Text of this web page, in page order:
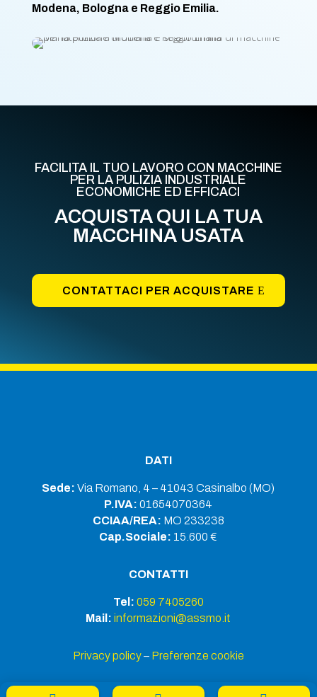
Modena, Bologna e Reggio Emilia.
FACILITA IL TUO LAVORO CON MACCHINE
PER LA PULIZIA INDUSTRIALE
ECONOMICHE ED EFFICACI
ACQUISTA QUI LA TUA
MACCHINA USATA
CONTATTACI PER ACQUISTARE
DATI
Sede:Via Romano, 4 – 41043 Casinalbo (MO)
P.IVA:01654070364
CCIAA/REA: MO 233238
Cap.Sociale: 15.600 €
CONTATTI
Tel: 059 7405260
Mail:informazioni@assmo.it
Privacy policy– Preferenze cookie